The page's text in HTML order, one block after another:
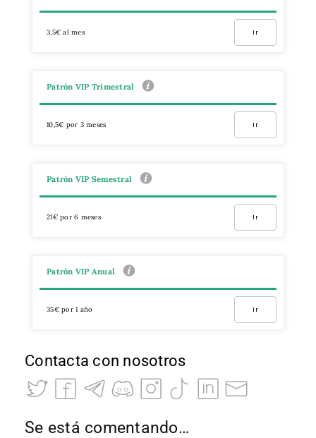
3,5€ al mes Ir
Patrón VIP Trimestral
10,5€ por 3 meses Ir
Patrón VIP Semestral
21€ por 6 meses Ir
Patrón VIP Anual
35€ por 1 año Ir
Contacta con nosotros
Se está comentando…